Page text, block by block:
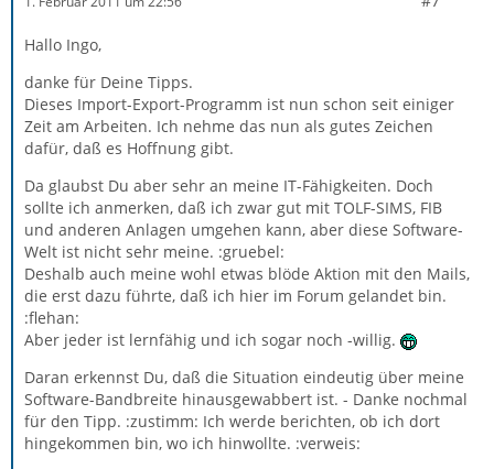
Hallo Ingo,
danke für Deine Tipps.
Dieses Import-Export-Programm ist nun schon seit einiger
Zeit am Arbeiten. Ich nehme das nun als gutes Zeichen
dafür, daß es Hoffnung gibt.
Da glaubst Du aber sehr an meine IT-Fähigkeiten. Doch
sollte ich anmerken, daß ich zwar gut mit TOLF-SIMS, FIB
und anderen Anlagen umgehen kann, aber diese Software-
Welt ist nicht sehr meine. :gruebel:
Deshalb auch meine wohl etwas blöde Aktion mit den Mails,
die erst dazu führte, daß ich hier im Forum gelandet bin.
:flehan:
Aber jeder ist lernfähig und ich sogar noch -willig.
Daran erkennst Du, daß die Situation eindeutig über meine
Software-Bandbreite hinausgewabbert ist. - Danke nochmal
für den Tipp. :zustimm: Ich werde berichten, ob ich dort
hingekommen bin, wo ich hinwollte. :verweis: